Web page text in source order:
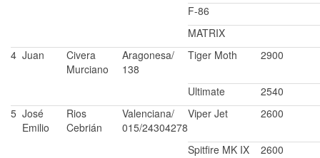
F-86
MATRIX
4 Juan
Civera
Murciano
Aragonesa/
138
Tiger Moth 2900
Ultimate
2540
5 José
Emilio
Rios
Cebrián
Valenciana/
015/24304278
Viper Jet 2600
Spitfire MK IX 2600